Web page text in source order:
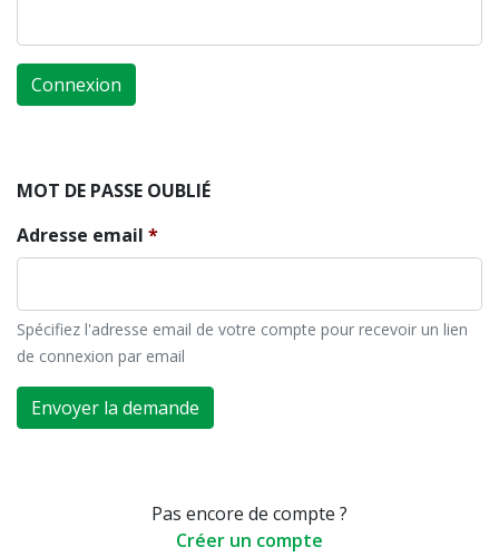
Connexion
MOT DE PASSE OUBLIÉ
Adresse email
Spécifiez l'adresse email de votre compte pour recevoir un lien
de connexion par email
Envoyer la demande
Pas encore de compte ?
Créer un compte